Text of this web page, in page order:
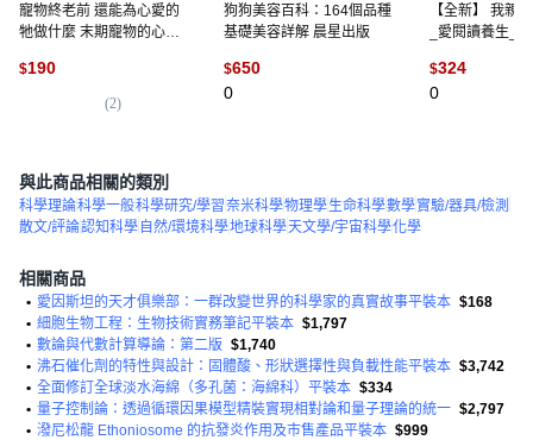
寵物終老前 還能為心愛的
牠做什麼 末期寵物的心情
HOME 麥浩斯
$190
(2)
狗狗美容百科：164個品種
基礎美容詳解 晨星出版
$650
0
【全新】 我親
_愛閱讀養生_
$324
0
與此商品相關的類別
科學理論科學一般科學研究/學習奈米科學物理學生命科學數學實驗/器具/檢測
散文/評論認知科學 自然/環境科學地球科學天文學/宇宙科學化學
相關商品
• 愛因斯坦的天才俱樂部：一群改變世界的科學家的真實故事平裝本 $168
• 細胞生物工程：生物技術實務筆記平裝本 $1,797
• 數論與代數計算導論：第二版 $1,740
• 沸石催化劑的特性與設計：固體酸、形狀選擇性與負載性能平裝本 $3,742
• 全面修訂全球淡水海綿（多孔菌：海綿科）平裝本 $334
• 量子控制論：透過循環因果模型精裝實現相對論和量子理論的統一 $2,797
• 潑尼松龍 Ethoniosome 的抗發炎作用及市售產品平裝本 $999